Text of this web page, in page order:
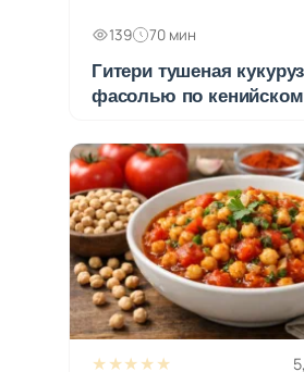
139 70 мин
Гитери тушеная
фасолью по
★★★★★